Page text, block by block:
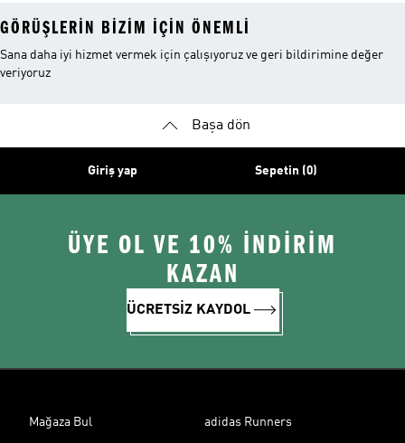
GÖRÜŞLERIN BIZIM IÇIN ÖNEMLI
Sana daha iyi hizmet vermek için çalışıyoruz ve geri bildirimine değer
veriyoruz
Başa dön
Giriş yap Sepetin (0)
ÜYE OL VE 10% İNDİRİM
KAZAN
ÜCRETSİZ KAYDOL
Mağaza Bul adidas Runners